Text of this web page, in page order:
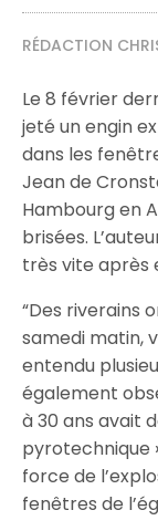
RÉDACTION
Le 8 février
jeté un engin
dans les
Jean de
Hambourg en
brisées.
très vite après
“Des riverains
samedi matin,
entendu
également
à 30 ans avait
pyrotechnique
force de
fenêtres de